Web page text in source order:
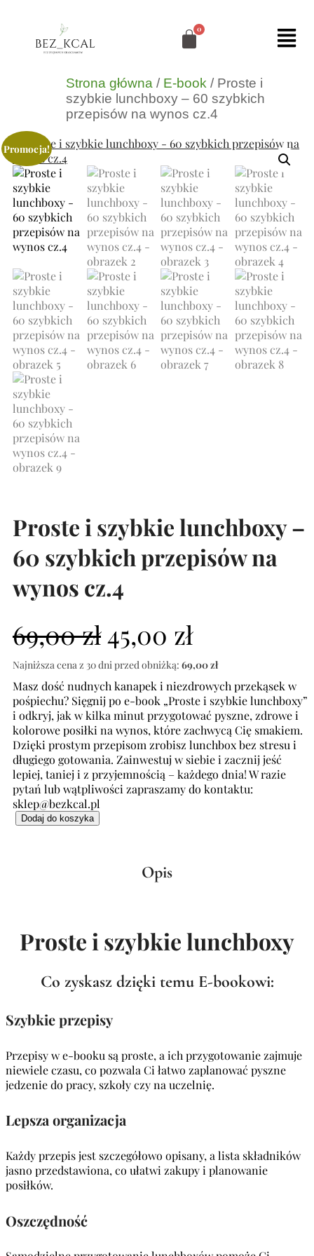
Strona główna / E-book / Proste i
szybkie lunchboxy – 60 szybkich
przepisów na wynos cz.4
Promocja!
Proste i szybkie lunchboxy –
60 szybkich przepisów na
wynos cz.4
69,00zł45,00 zł
Najniższa cena z 30 dni przed obniżką: 69,00zł
Masz dość nudnych kanapek i niezdrowych przekąsek w
pośpiechu? Sięgnij po e-book „Proste i szybkie lunchboxy”
i odkryj, jak w kilka minut przygotować pyszne, zdrowe i
kolorowe posiłki na wynos, które zachwycą Cię smakiem.
Dzięki prostym przepisom zrobisz lunchbox bez stresu i
długiego gotowania. Zainwestuj w siebie i zacznij jeść
lepiej, taniej i z przyjemnością – każdego dnia! W razie
pytań lub wątpliwości zapraszamy do kontaktu:
sklep@bezkcal.pl
Dodaj do koszyka
Opis
Proste i szybkie lunchboxy
Co zyskasz dzięki temu E-bookowi:
Szybkie przepisy
Przepisy w e-booku są proste, a ich przygotowanie zajmuje
niewiele czasu, co pozwala Ci łatwo zaplanować pyszne
jedzenie do pracy, szkoły czy na uczelnię.
Lepsza organizacja
Każdy przepis jest szczegółowo opisany, a lista składników
jasno przedstawiona, co ułatwi zakupy i planowanie
posiłków.
Oszczędność